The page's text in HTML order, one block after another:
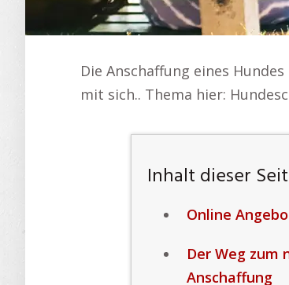
Die Anschaffung eines
mit sich.. Thema hier:
Inhalt dieser
Online
Der Weg zum
Anschaffung